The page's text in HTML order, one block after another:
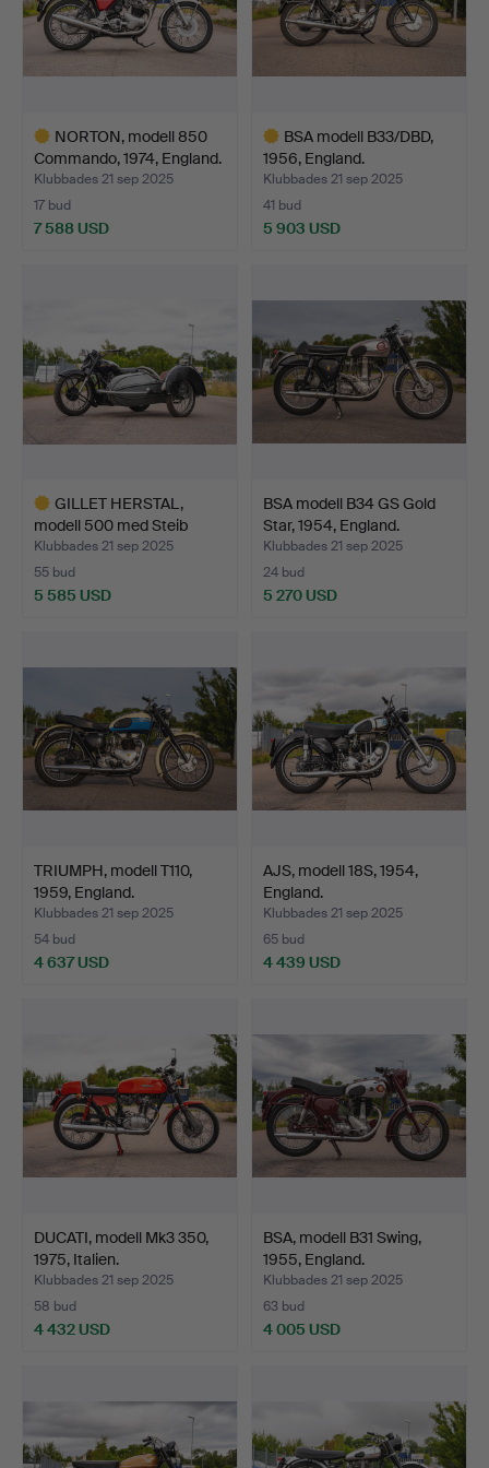
Ingen betalning på plats. Betalning kan endast ske med
kort på Mina Sidor på Auctionet eller via Bankgiro.
NORTON, modell 850
Commando, 1974, England.
Klubbades 21 sep 2025
17 bud
7 588 USD
BSA modell B33/DBD,
1956, England.
Klubbades 21 sep 2025
41 bud
5 903 USD
GILLET HERSTAL,
modell 500 med Steib
sidov…
Klubbades 21 sep 2025
55 bud
5 585 USD
BSA modell B34 GS Gold
Star, 1954, England.
Klubbades 21 sep 2025
24 bud
5 270 USD
TRIUMPH, modell T110,
1959, England.
Klubbades 21 sep 2025
54 bud
4 637 USD
AJS, modell 18S, 1954,
England.
Klubbades 21 sep 2025
65 bud
4 439 USD
DUCATI, modell Mk3 350,
1975, Italien.
Klubbades 21 sep 2025
58 bud
4 432 USD
BSA, modell B31 Swing,
1955, England.
Klubbades 21 sep 2025
63 bud
4 005 USD